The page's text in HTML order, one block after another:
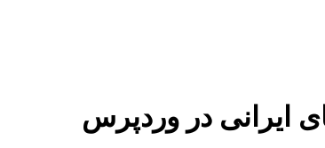
ایرانی در وردپرس